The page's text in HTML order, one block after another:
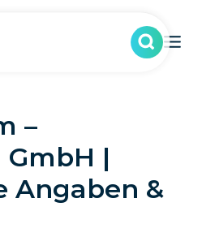
–
|
Angaben &